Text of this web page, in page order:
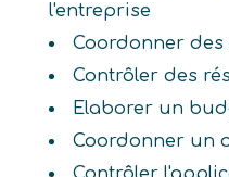
l'entreprise
Coordonner
Contrôler des
Elaborer un
Coordonner un